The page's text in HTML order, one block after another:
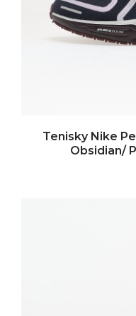
Tenisky Nike
Obsidian/